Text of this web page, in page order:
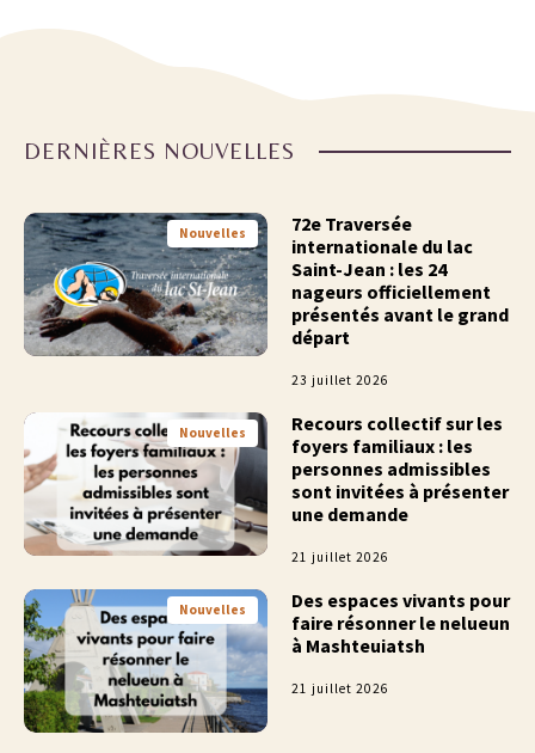
DERNIÈRES NOUVELLES
Nouvelles
72e Traversée
internationale du lac
Saint-Jean : les 24
nageurs officiellement
présentés avant le grand
départ
23 juillet 2026
Nouvelles
Recours collectif sur les
foyers familiaux : les
personnes admissibles
sont invitées à présenter
une demande
21 juillet 2026
Nouvelles
Des espaces vivants pour
faire résonner le nelueun
à Mashteuiatsh
21 juillet 2026